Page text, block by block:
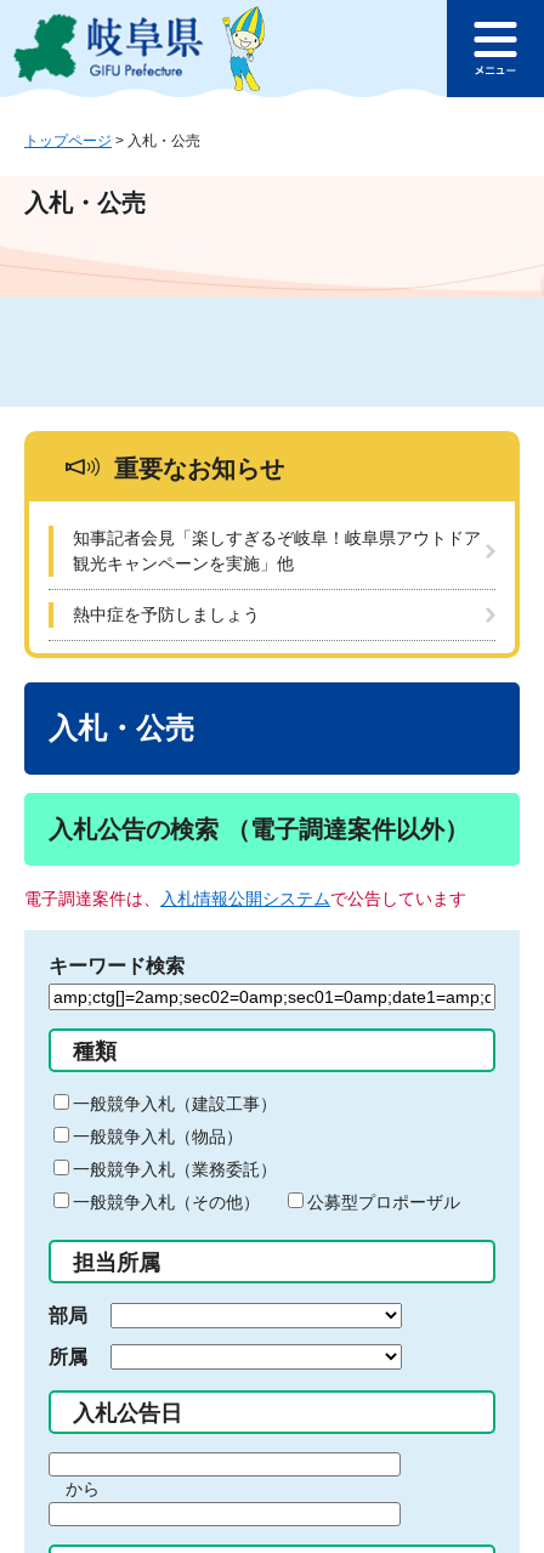
ジ
ュ
文
このページの本文へ
ュ
トップページ > 入札・公売
入札・公売
重要なお知らせ
知事記者会見「楽しすぎるぞ岐阜！岐阜県アウトドア
観光キャンペーンを実施」他
熱中症を予防しましょう
入札・公売
入札公告の検索 （電子調達案件以外）
電子調達案件は、 入札情報公開システムで公告しています
キーワード検索
検
る
キ
ー
ワ
ー
ド
入
力
種類
一般競争入札（建設工事）
一般競争入札（物品）
一般競争入札（業務委託）
一般競争入札（その他）
公募型プロポーザル
担当所属
部局
所属
入札公告日
間
始
から
間